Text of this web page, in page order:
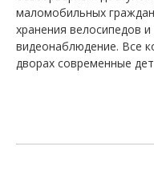
маломобильных
хранения велосипедов
видеонаблюдение. Все
дворах современные